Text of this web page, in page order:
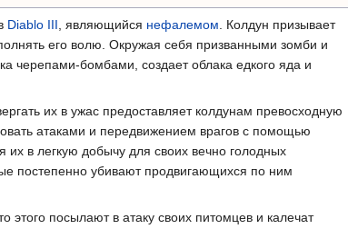
Diablo III, являющийся нефалемом. Колдун призывает
его волю. Окружая себя призванными зомби и
черепами-бомбами, создает облака едкого яда и
их в ужас предоставляет колдунам превосходную
атаками и передвижением врагов с помощью
в легкую добычу для своих вечно голодных
постепенно убивают продвигающихся по ним
этого посылают в атаку своих питомцев и калечат